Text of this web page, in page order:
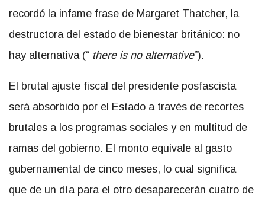
recordó la infame frase de Margaret Thatcher, la
destructora del estado de bienestar británico: no
hay alternativa (“ there is no alternative”).
El brutal ajuste fiscal del presidente posfascista
será absorbido por el Estado a través de recortes
brutales a los programas sociales y en multitud de
ramas del gobierno. El monto equivale al gasto
gubernamental de cinco meses, lo cual significa
que de un día para el otro desaparecerán cuatro de